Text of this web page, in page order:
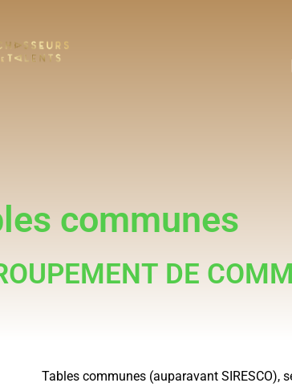
communes
DE
Tables communes (auparavant SIRESCO),